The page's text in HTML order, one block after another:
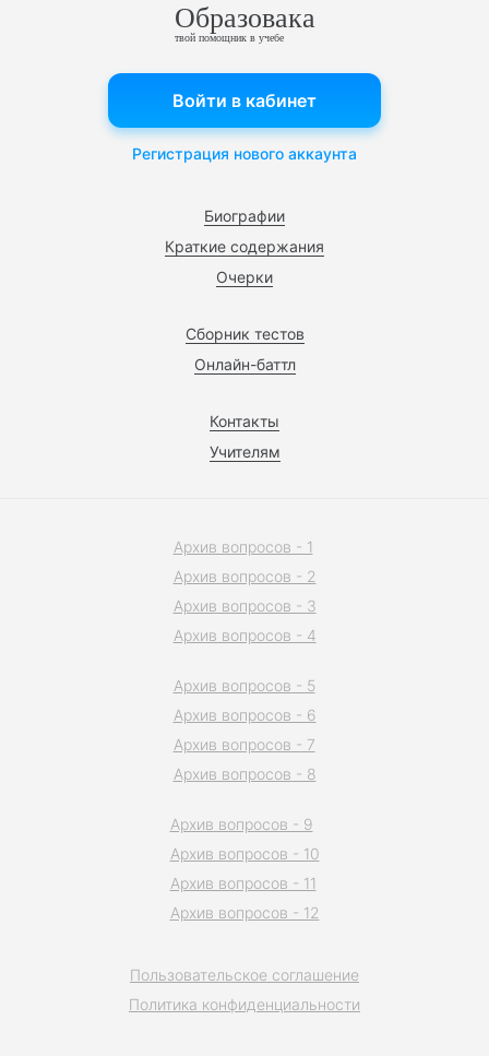
Образовака
твой помощник в учебе
Биографии
Краткие содержания
Очерки
Сборник тестов
Онлайн-баттл
Контакты
Учителям
Войти в кабинет
Регистрация нового аккаунта
Пользовательское соглашение
Политика конфиденциальности
Архив вопросов - 1
Архив вопросов - 2
Архив вопросов - 3
Архив вопросов - 4
Архив вопросов - 5
Архив вопросов - 6
Архив вопросов - 7
Архив вопросов - 8
Архив вопросов - 9
Архив вопросов - 10
Архив вопросов - 11
Архив вопросов - 12